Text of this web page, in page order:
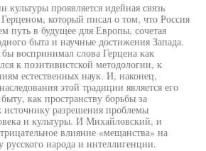
проявляется идейная связь
который писал о том, что Россия
путь в будущее для Европы, сочетая
быта и научные достижения Запада.
воспринимал слова Герцена как
к позитивистской методологии, к
естественных наук. И, наконец,
этой традиции является его
как пространству борьбы за
источнику разрешения проблемы
и культуры. И Михайловский, и
влияние «мещанства» на
русского народа и интеллигенции.